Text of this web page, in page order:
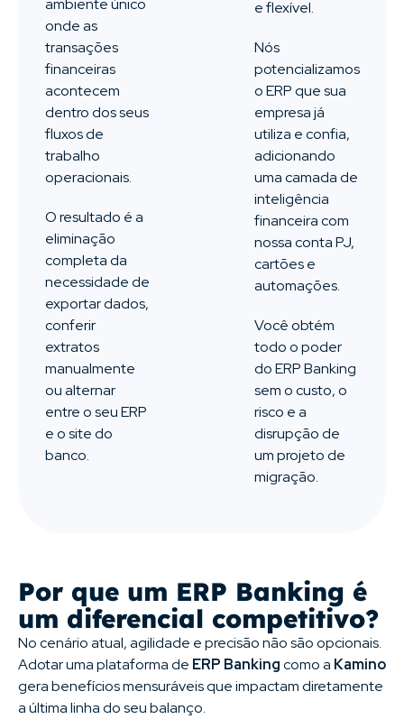
ambiente único
onde as
transações
financeiras
acontecem
dentro dos seus
fluxos de
trabalho
operacionais.
O resultado é a
eliminação
completa da
necessidade de
exportar dados,
conferir
extratos
manualmente
ou alternar
entre o seu ERP
e o site do
banco.
e flexível.
Nós
potencializamos
o ERP que sua
empresa já
utiliza e confia,
adicionando
uma camada de
inteligência
financeira com
nossa conta PJ,
cartões e
automações.
Você obtém
todo o poder
do ERP Banking
sem o custo, o
risco e a
disrupção de
um projeto de
migração.
Por que um ERP Banking é
um diferencial competitivo?
No cenário atual, agilidade e precisão não são opcionais.
Adotar uma plataforma de ERP Bankingcomo a Kamino
gera benefícios mensuráveis que impactam diretamente
a última linha do seu balanço.